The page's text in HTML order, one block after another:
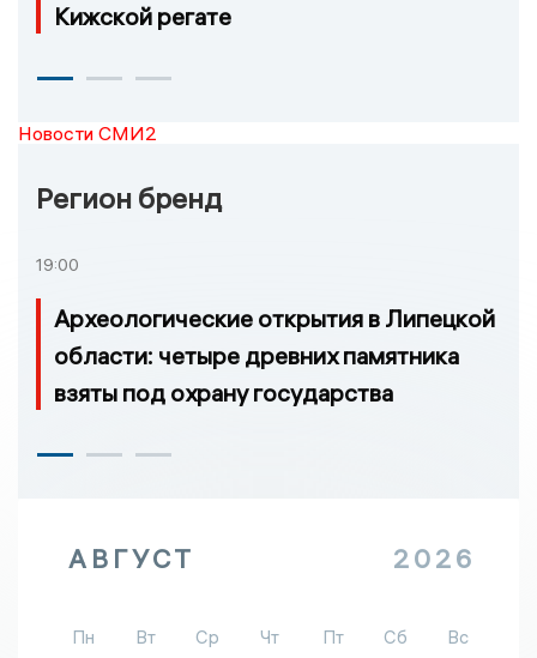
Кижской регате
Новости СМИ2
Регион бренд
19:00
Археологические открытия в Липецкой
области: четыре древних памятника
взяты под охрану государства
АВГУСТ 2026
Пн Вт Ср Чт Пт Сб
Вс